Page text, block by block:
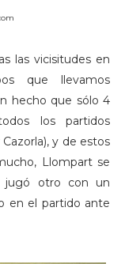
las vicisitudes en
que llevamos
hecho que sólo 4
los partidos
y de estos
Llompart se
jugó otro con un
en el partido ante